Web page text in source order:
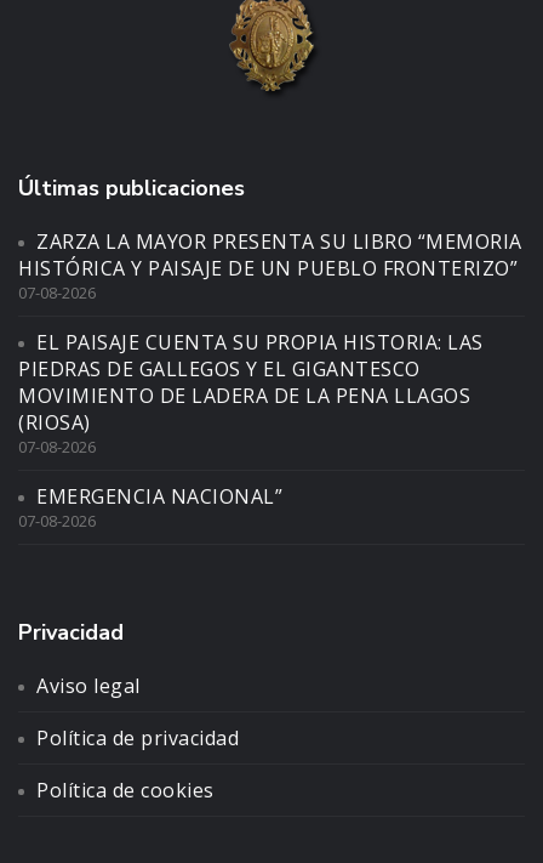
Últimas publicaciones
ZARZA LA MAYOR PRESENTA SU LIBRO “MEMORIA
HISTÓRICA Y PAISAJE DE UN PUEBLO FRONTERIZO”
07-08-2026
EL PAISAJE CUENTA SU PROPIA HISTORIA: LAS
PIEDRAS DE GALLEGOS Y EL GIGANTESCO
MOVIMIENTO DE LADERA DE LA PENA LLAGOS
(RIOSA)
07-08-2026
EMERGENCIA NACIONAL”
07-08-2026
Privacidad
Aviso legal
Política de privacidad
Política de cookies